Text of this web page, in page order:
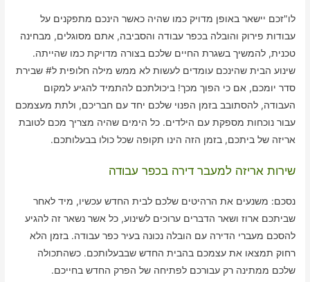
לו"זכם יישאר באופן מדויק כמו שהיה כאשר הינכם מתפקנים על
עבודות פירוק והובלה בכפר עבודה והסביבה, אתם מסוגלים, מבחינה
טכנית, להמשיך בשגרת החיים שלכם בצורה מדויקת כמו שהייתה.
שינוע הבית שהינכם עומדים לעשות לא ממש מילה חלופית ל# שבירת
סדר יומכם, אם כי הפוך מכך! ביכולתכם להתמיד להגיע למקום
העבודה, להסתובב בזמן הפנוי שלכם יחד עם חבריכם, ולתת מעצמכם
עבור נוכחות מספקת עם הילדים. כל הימים שהיה מצריך מכם לטובת
אריזה של ביתכם, בזמן הזה הינו תקופה שכל כולו בבעלותכם.
שירות אריזה למעבר דירה בכפר עבודה
נסכם: משנעים את הרהיטים שלכם לבית החדש עכשיו, מיד לאחר
שביתכם ארוז ושאר הדברים ערוכים לשינוע, כל אשר נשאר זה להגיע
להסכם מעברי הדירה עם הובלה נכונה בעיר כפר עבודה. בזמן הלא
רחוק תמצאו את עצמכם בהבית החדש שבבעלותכם. כשהתכולה
שלכם ממתינה רק עבורכם לפתיחה של הפרק החדש בחייכם.